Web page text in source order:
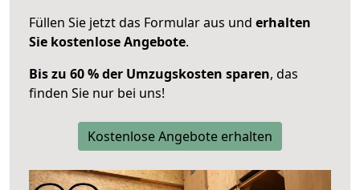
Füllen Sie jetzt das Formular aus und erhalten
Sie kostenlose Angebote.
Bis zu 60 % der Umzugskosten sparen, das
finden Sie nur bei uns!
Kostenlose Angebote erhalten